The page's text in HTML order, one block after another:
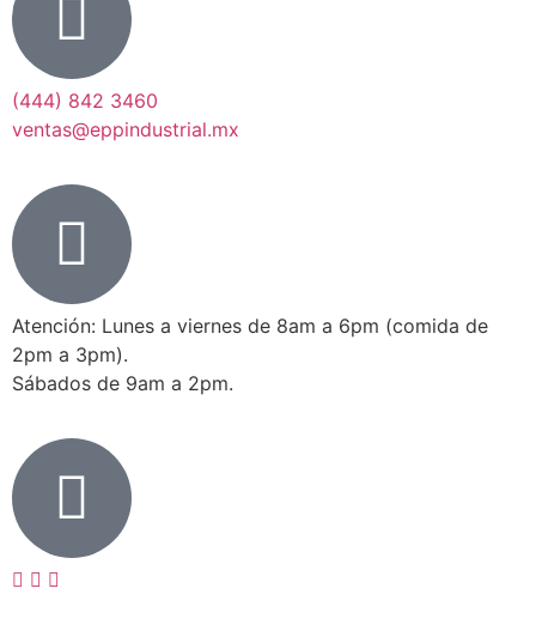
(444) 842 3460
ventas@eppindustrial.mx
Atención: Lunes a viernes de 8am a 6pm (comida de
2pm a 3pm).
Sábados de 9am a 2pm.